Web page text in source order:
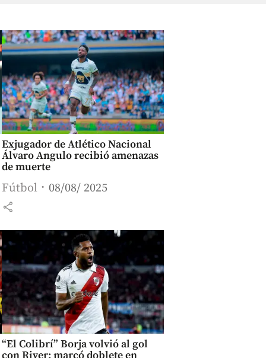
Exjugador de Atlético Nacional
Álvaro Angulo recibió amenazas
de muerte
Fútbol 08/08/ 2025
share
“El Colibrí” Borja volvió al gol
con River: marcó doblete en